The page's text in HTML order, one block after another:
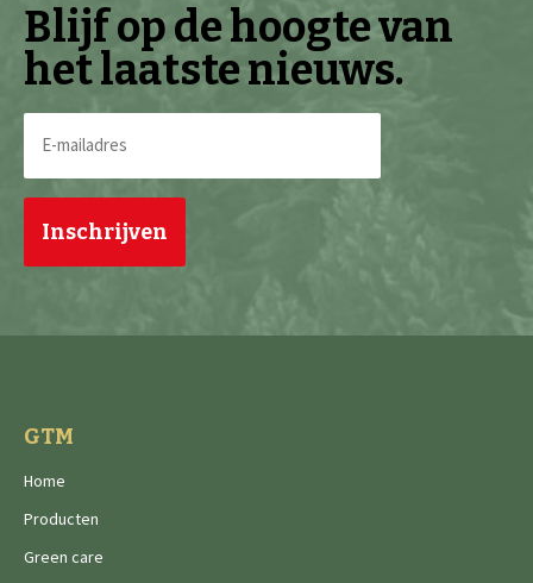
Blijf op de hoogte van
het laatste nieuws.
mailadres
GTM
Home
Producten
Green care